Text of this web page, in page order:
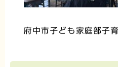
府中市子ども家庭部子